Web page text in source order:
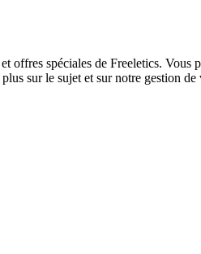
offres spéciales de Freeletics. Vous
sur le sujet et sur notre gestion